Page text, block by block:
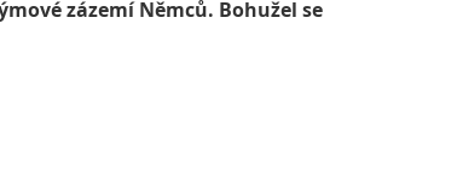
zázemí Němců. Bohužel se